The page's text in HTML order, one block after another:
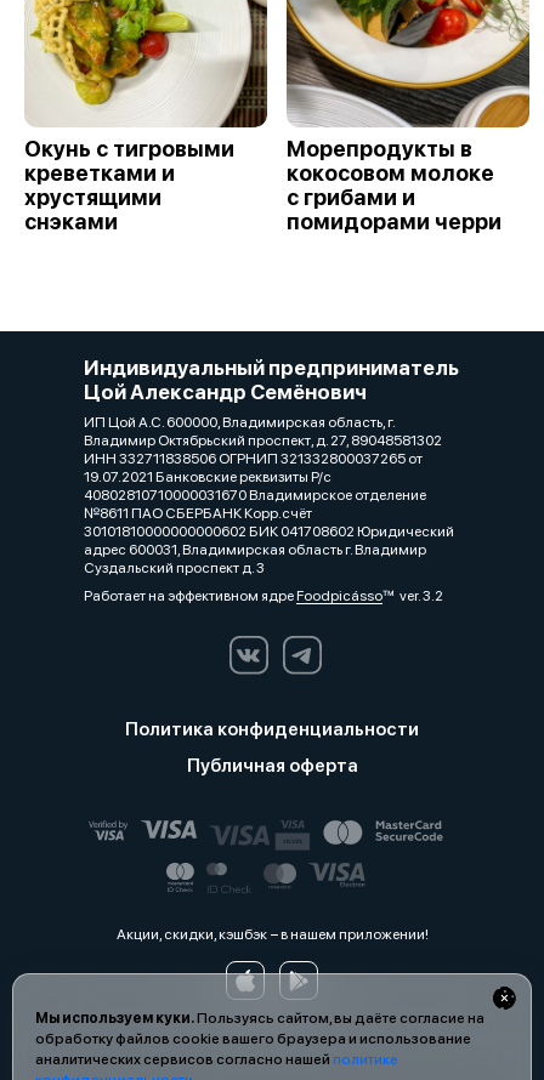
Мы используем куки.Пользуясь сайтом, вы даёте согласие на
обработку файлов cookie вашего браузера и использование
аналитических сервисов согласно нашей политике
Окунь с тигровыми
креветками и
хрустящими
снэками
Морепродукты в
кокосовом молоке
с грибами и
помидорами черри
Индивидуальный предприниматель
Цой Александр Семёнович
ИП Цой А.С. 600000, Владимирская область, г.
Владимир Октябрьский проспект, д. 27, 89048581302
ИНН 332711838506 ОГРНИП 321332800037265 от
19.07.2021 Банковские реквизиты Р/с
40802810710000031670 Владимирское отделение
№8611 ПАО СБЕРБАНК Корр.счёт
30101810000000000602 БИК 041708602 Юридический
адрес 600031, Владимирская область г. Владимир
Суздальский проспект д. 3
Работает на эффективном ядреFoodpicássover. 3.2
Политика конфиденциальности
Публичная оферта
Акции, скидки, кэшбэк − в нашем приложении!